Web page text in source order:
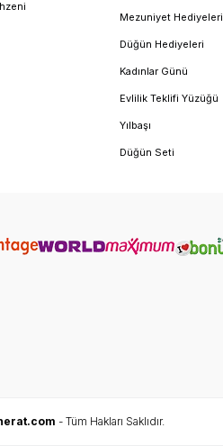
Mezuniyet Hediyeleri
Düğün Hediyeleri
Kadınlar Günü
Evlilik Teklifi Yüzüğü
Yılbaşı
Düğün Seti
- Tüm Hakları Saklıdır.